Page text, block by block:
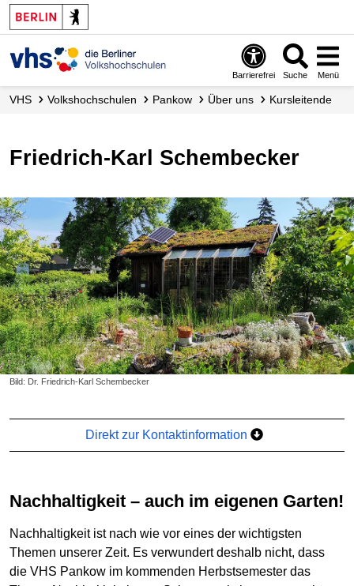
Barrierefrei Suche Menü
VHS Volks­hochschulen Pankow Über uns Kursleitende
Friedrich-Karl Schembecker
Bild: Dr. Friedrich-Karl Schembecker
Direkt zur Kontaktinformation
Nachhaltigkeit – auch im eigenen Garten!
Nachhaltigkeit ist nach wie vor eines der wichtigsten
Themen unserer Zeit. Es verwundert deshalb nicht, dass
die VHS Pankow im kommenden Herbstsemester das